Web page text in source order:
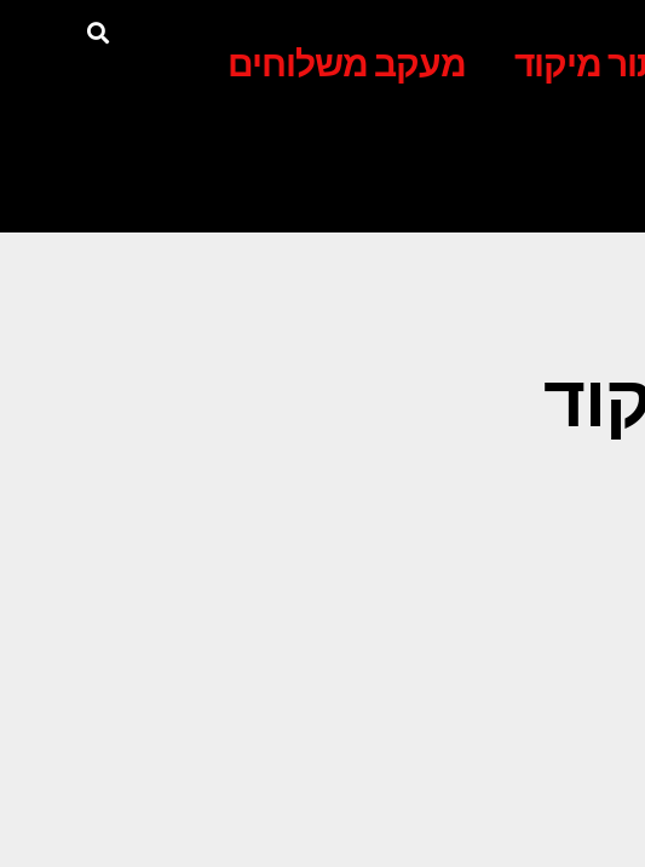
מיקוד מעקב משלוחים